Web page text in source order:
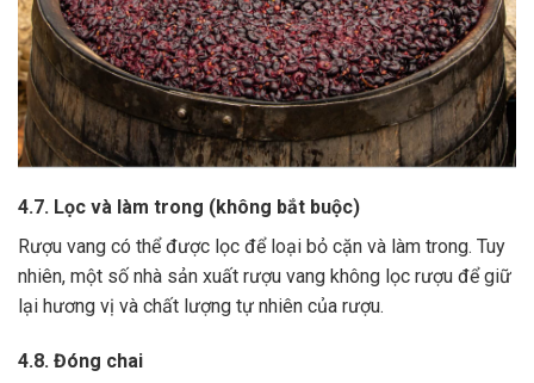
4.7. Lọc và làm trong (không bắt buộc)
Rượu vang có thể được lọc để loại bỏ cặn và làm trong. Tuy
nhiên, một số nhà sản xuất rượu vang không lọc rượu để giữ
lại hương vị và chất lượng tự nhiên của rượu.
4.8. Đóng chai